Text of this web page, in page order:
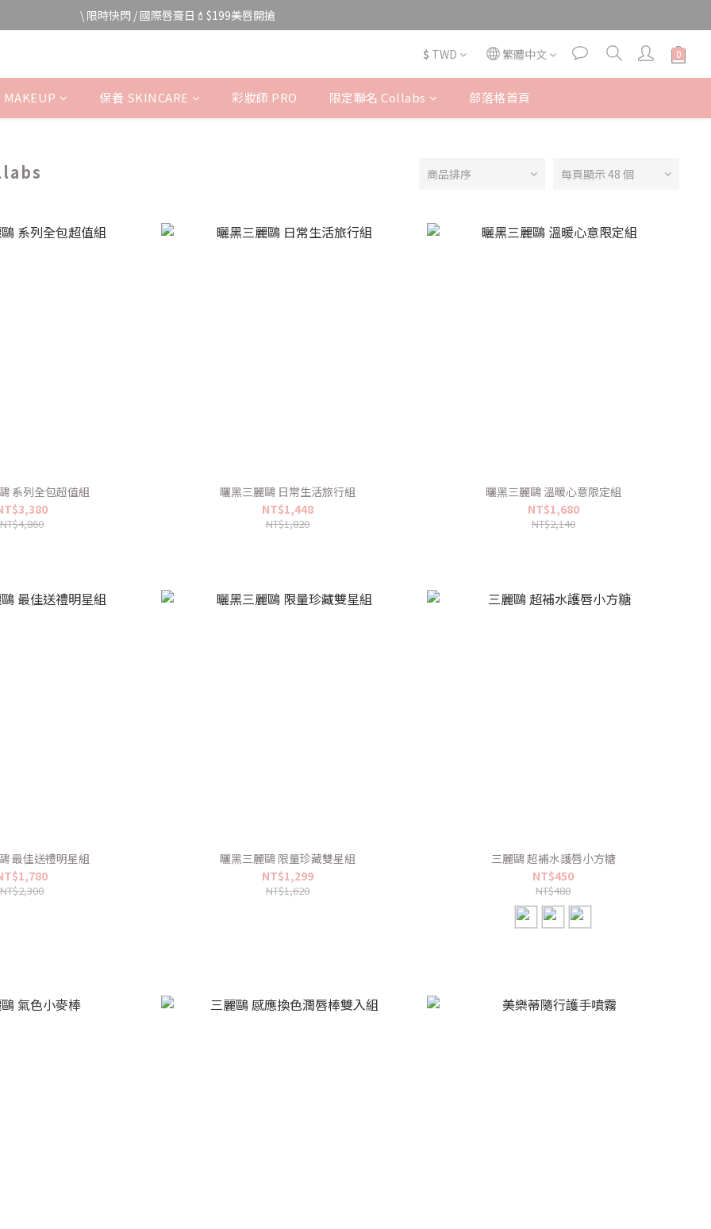
宅家防颱🌀全館$499免運費
\ 限時快閃 / 國際唇膏日💄$199美唇開搶
$ TWD 繁體中文
MAKEUP 保養 SKINCARE 彩妝師 PRO 限定聯名 Collabs 部落格首頁
商品排序 每頁顯示 48 個
系列全包超值組
NT$4,860
曬黑三麗鷗 日常生活旅行組
NT$1,448
NT$1,820
曬黑三麗鷗 溫暖心意限定組
NT$1,680
NT$2,140
最佳送禮明星組
NT$2,300
曬黑三麗鷗 限量珍藏雙星組
NT$1,299
NT$1,620
三麗鷗 超補水護唇小方糖
NT$450
NT$480